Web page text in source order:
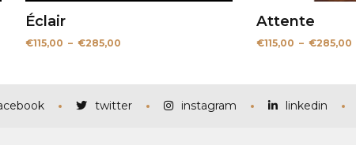
Éclair
€115,00 – €285,00Plage
€285,00
Attente
€115,00 – €285,00
twitter instagram linkedin